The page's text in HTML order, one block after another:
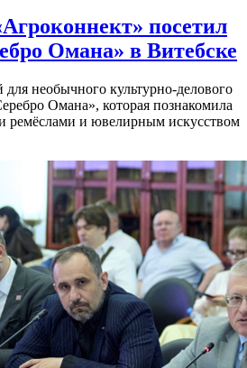
посетил
Омана» в Витебске
необычного культурно-делового
Омана», которая познакомила
ремёслами и ювелирным искусством